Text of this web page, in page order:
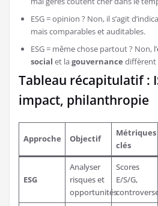
ESG = opinion ? Non, il s’agit
mais comparables et auditables.
ESG = même chose partout ? Non, l’
social et lagouvernance diffèrent
Tableau récapitulatif :
impact, philanthropie
Approche Objectif
Métriques
clés
ESG
Analyser
risques et
opportunités
Scores
E/S/G,